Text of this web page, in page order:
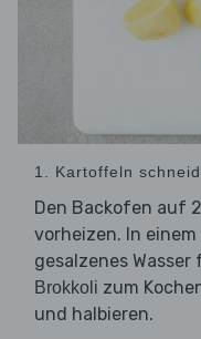
1. Kartoffeln
Den Backofen auf
vorheizen. In
gesalzenes Wasser
Brokkoli zum
und halbieren.